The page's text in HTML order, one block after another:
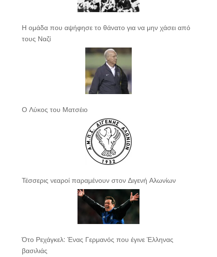
Η ομάδα που αψήφησε το θάνατο για να μην χάσει από
τους Ναζί
Ο Λύκος του Ματσέιο
Τέσσερις νεαροί παραμένουν στον Διγενή Αλωνίων
Ότο Ρεχάγκελ: Ένας Γερμανός που έγινε Έλληνας
βασιλιάς